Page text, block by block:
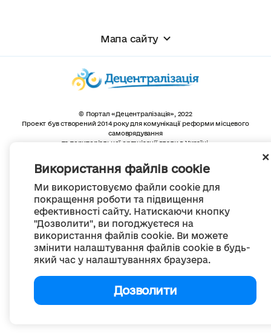
Використання файлів cookie
Ми використовуємо файли cookie для
покращення роботи та підвищення
ефективності сайту. Натискаючи кнопку
"Дозволити", ви погоджуєтеся на
використання файлів cookie. Ви можете
змінити налаштування файлів cookie в будь-
який час у налаштуваннях браузера.
Дозволити
Мапа сайту
© Портал «Децентралізація», 2022
Проект був створений 2014 року для комунікації реформи місцевого
самоврядування
та територіальної організації влади в Україні.
Весь контент доступний за ліцензією
Creative Commons Attribution 4.0 International license,
якщо не зазначено інше